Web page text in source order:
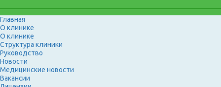
Главная
О клинике
О клинике
Структура клиники
Руководство
Новости
Медицинские новости
Вакансии